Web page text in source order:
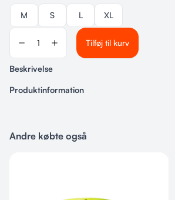
M S L XL
Tilføj til kurv
Beskrivelse
Produktinformation
Kategorier
Andre købte også